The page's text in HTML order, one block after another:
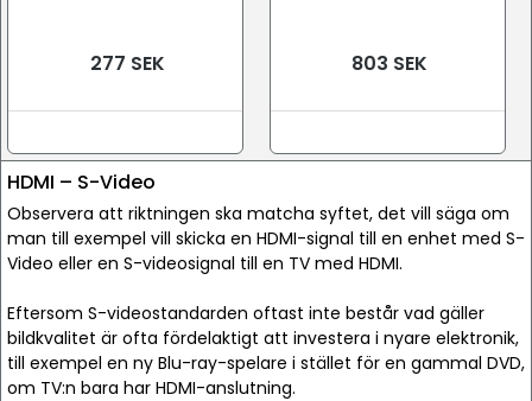
277 SEK 803 SEK
HDMI – S-Video
Observera att riktningen ska matcha syftet, det vill säga om
man till exempel vill skicka en HDMI-signal till en enhet med S-
Video eller en S-videosignal till en TV med HDMI.
Eftersom S-videostandarden oftast inte består vad gäller
bildkvalitet är ofta fördelaktigt att investera i nyare elektronik,
till exempel en ny Blu-ray-spelare i stället för en gammal DVD,
om TV:n bara har HDMI-anslutning.